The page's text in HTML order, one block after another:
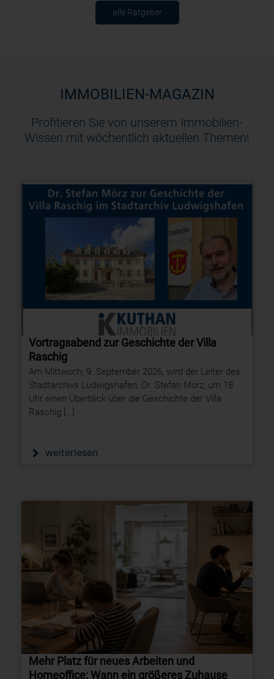
alle Ratgeber
IMMOBILIEN-MAGAZIN
Profitieren Sie von unserem Immobilien-
Wissen mit wöchentlich aktuellen Themen!
Vortragsabend zur Geschichte der Villa
Raschig
Am Mittwoch, 9. September 2026, wird der Leiter des
Stadtarchivs Ludwigshafen, Dr. Stefan Mörz, um 18
Uhr einen Überblick über die Geschichte der Villa
Raschig […]
weiterlesen
Mehr Platz für neues Arbeiten und
Homeoffice: Wann ein größeres Zuhause